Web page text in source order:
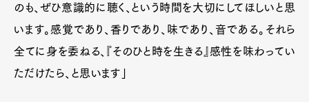
のも、ぜひ意識的に聴く、という時間を大切にしてほしいと思
います。感覚であり、香りであり、味であり、音である。それら
全てに身を委ねる、『そのひと時を生きる』感性を味わってい
ただけたら、と思います」